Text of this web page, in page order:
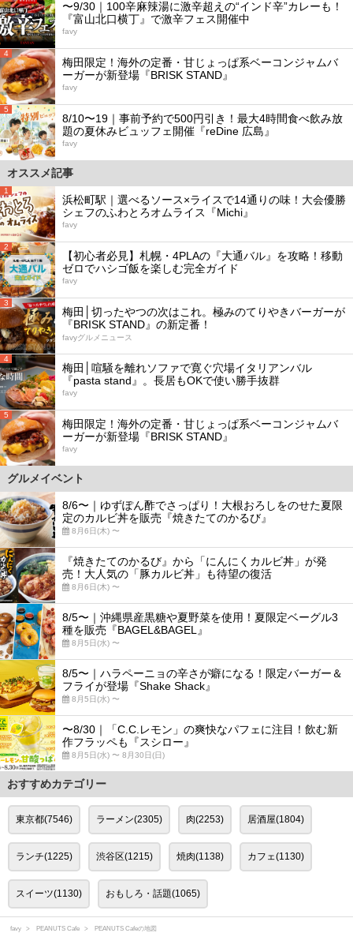
〜9/30｜100辛麻辣湯に激辛超えの“インド辛”カレーも！
『富山北口横丁』で激辛フェス開催中
favy
4
梅田限定！海外の定番・甘じょっぱ系ベーコンジャムバ
ーガーが新登場『BRISK STAND』
favy
5
8/10〜19｜事前予約で500円引き！最大4時間食べ飲み放
題の夏休みビュッフェ開催『reDine 広島』
favy
オススメ記事
1
浜松町駅｜選べるソース×ライスで14通りの味！大会優勝
シェフのふわとろオムライス『Michi』
favy
2
【初心者必見】札幌・4PLAの『大通バル』を攻略！移動
ゼロでハシゴ飯を楽しむ完全ガイド
favy
3
梅田│切ったやつの次はこれ。極みのてりやきバーガーが
『BRISK STAND』の新定番！
favyグルメニュース
4
梅田│喧騒を離れソファで寛ぐ穴場イタリアンバル
『pasta stand』。長居もOKで使い勝手抜群
favy
5
梅田限定！海外の定番・甘じょっぱ系ベーコンジャムバ
ーガーが新登場『BRISK STAND』
favy
グルメイベント
8/6〜｜ゆずぽん酢でさっぱり！大根おろしをのせた夏限
定のカルビ丼を販売『焼きたてのかるび』
8月6日(木) 〜
『焼きたてのかるび』から「にんにくカルビ丼」が発
売！大人気の「豚カルビ丼」も待望の復活
8月6日(木) 〜
8/5〜｜沖縄県産黒糖や夏野菜を使用！夏限定ベーグル3
種を販売『BAGEL&BAGEL』
8月5日(水) 〜
8/5〜｜ハラペーニョの辛さが癖になる！限定バーガー＆
フライが登場『Shake Shack』
8月5日(水) 〜
〜8/30｜「C.C.レモン」の爽快なパフェに注目！飲む新
作フラッペも『スシロー』
8月5日(水) 〜 8月30日(日)
おすすめカテゴリー
東京都(7546) ラーメン(2305) 肉(2253) 居酒屋(1804)
ランチ(1225) 渋谷区(1215) 焼肉(1138) カフェ(1130)
スイーツ(1130) おもしろ・話題(1065)
favy PEANUTS Cafe PEANUTS Cafeの地図